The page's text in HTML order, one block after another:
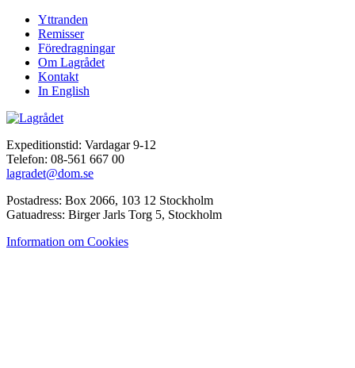
Yttranden
Remisser
Föredragningar
Om Lagrådet
Kontakt
In English
Expeditionstid: Vardagar 9-12
Telefon: 08-561 667 00
lagradet@dom.se
Postadress: Box 2066, 103 12 Stockholm
Gatuadress: Birger Jarls Torg 5, Stockholm
Information om Cookies